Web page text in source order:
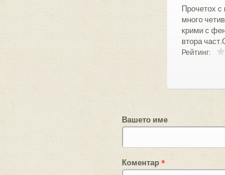
Прочетох
много
крими с
втора
Рейтинг:
Вашето име
Коментар*